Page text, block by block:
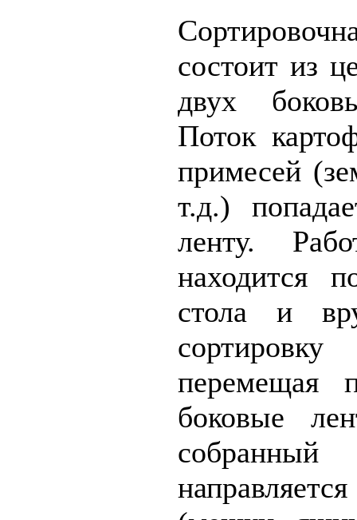
состоит из
двух
Поток
примесей
т.д.)
ленту.
находится
стола и
перемещая
боковые